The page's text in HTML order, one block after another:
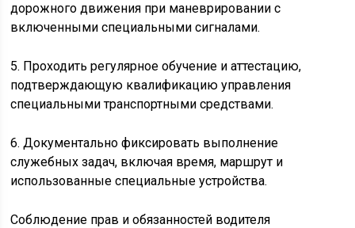
дорожного движения при маневрировании с
включенными специальными сигналами.
5. Проходить регулярное обучение и аттестацию,
подтверждающую квалификацию управления
специальными транспортными средствами.
6. Документально фиксировать выполнение
служебных задач, включая время, маршрут и
использованные специальные устройства.
Соблюдение прав и обязанностей водителя